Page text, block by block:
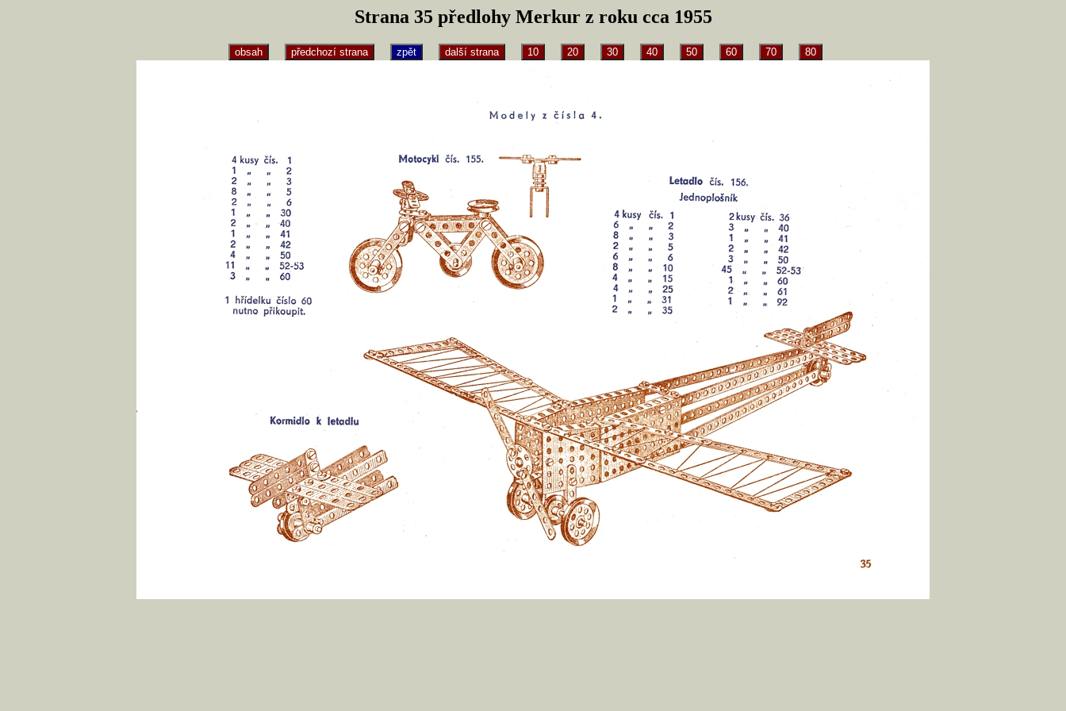
Strana 35 předlohy Merkur z roku cca 1955
obsah předchozí strana zpět další strana 10 20 30 40 50 60 70 80